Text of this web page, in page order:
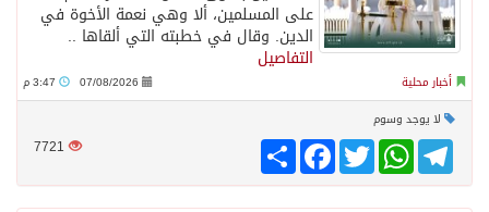
على المسلمين، ألا وهي نعمة الأخوة في
الدين. وقال في خطبته التي ألقاها ..
التفاصيل
أخبار محلية 07/08/2026
لا يوجد وسوم
7721 انشر
FacebookTwitter
WhatsAppTelegram